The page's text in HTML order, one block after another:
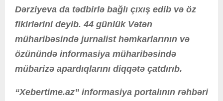
Dərziyeva da tədbirlə bağlı çıxış edib və öz
fikirlərini deyib. 44 günlük Vətən
müharibəsində jurnalist həmkarlarının və
özünündə informasiya müharibəsində
mübarizə apardıqlarını diqqətə çatdırıb.
“Xebertime.az” informasiya portalının rəhbəri